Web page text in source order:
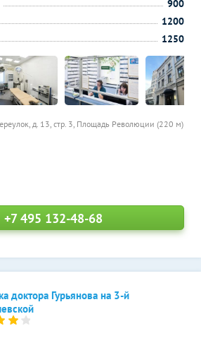
д. 13, стр. 3, Площадь Революции (220 м)
900
1200
1250
+7 495 132-48-68
доктора Гурьянова на 3-й